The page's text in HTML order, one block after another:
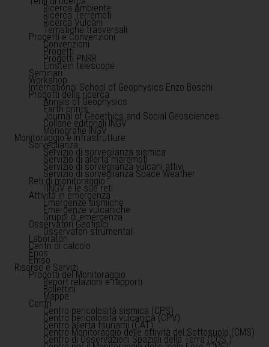
Ricerca Ambiente
Ricerca Terremoti
Ricerca Vulcani
Tematiche trasversali
Progetti e Convenzioni
Convenzioni
Progetti
Progetti PNRR
Einstein telescope
Seminari
Workshop
International School of Geophysics Enzo Boschi
Prodotti della ricerca
Annals of Geophysics
Earth-prints
Journal of Geoethics and Social Geosciences
Collane editoriali INGV
Monografie INGV
Monitoraggio e infrastrutture
Sorveglianza
Servizio di sorveglianza sismica
Servizio di allerta maremoti
Servizio di sorveglianza vulcani attivi
Servizio di sorveglianza Space Weather
Reti di monitoraggio
l'INGV e le sue reti
Attività in emergenza
Emergenze sismiche
Emergenze vulcaniche
Gruppi di emergenza
Osservatori Geofisici
Osservatori strumentali
Laboratori
Centri di calcolo
Epos
Emso
Risorse e Servizi
Prodotti del Monitoraggio
Report relazioni e rapporti
Bollettini
Mappe
Centri
Centro pericolosità sismica (CPS)
Centro pericolosità vulcanica (CPV)
Centro allerta tsunami (CAT)
Centro Monitoraggio delle attività del Sottosuolo (CMS)
Centro di Osservazioni Spaziali della Terra (COS )